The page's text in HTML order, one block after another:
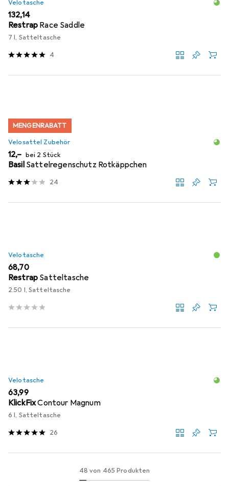
Velotasche
EUR
132,14
Restrap Race Saddle
7 l, Satteltasche
4
MENGENRABATT
Velosattel Zubehör
EUR
12,– bei 2 Stück
Basil Sattelregenschutz Rotkäppchen
24
Velotasche
EUR
68,70
Restrap Satteltasche
2.50 l, Satteltasche
Velotasche
EUR
63,99
KlickFixContour Magnum
6 l, Satteltasche
26
48 von 465 Produkten